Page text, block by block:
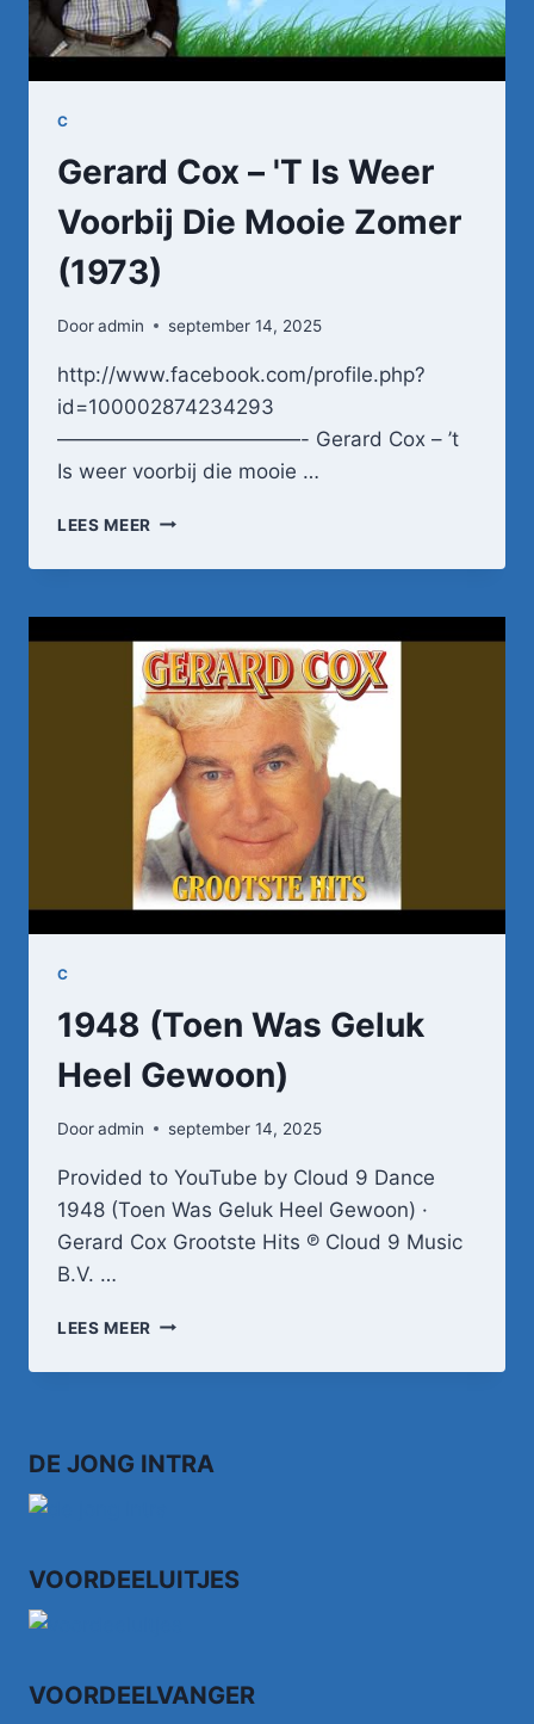
C
Gerard Cox – 'T Is Weer
Voorbij Die Mooie Zomer
(1973)
Dooradmin september 14, 2025
http://www.facebook.com/profile.php?
id=100002874234293
————————————- Gerard Cox – ’t
Is weer voorbij die mooie …
LEES MEER GERARD
–
IS
WEER
VOORBIJ
DIE
MOOIE
ZOMER
(1973)
C
1948 (Toen Was Geluk
Heel Gewoon)
Dooradmin september 14, 2025
Provided to YouTube by Cloud 9 Dance
1948 (Toen Was Geluk Heel Gewoon) ·
Gerard Cox Grootste Hits ℗ Cloud 9 Music
B.V. …
LEES MEER 1948
WAS
DE JONG INTRA
VOORDEELUITJES
VOORDEELVANGER